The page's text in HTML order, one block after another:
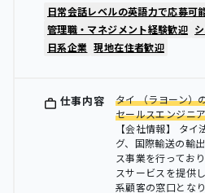
日常会話レベルの英語力で応募可
管理職・マネジメント経験歓迎
日系企業 現地在住者歓迎
仕事内容
タイ （ラヨーン）
セールスエンジニ
【会社情報】 タ
グ、国際輸送の輸
ス事業を行ってお
スサービスを提供
系顧客の窓口とな